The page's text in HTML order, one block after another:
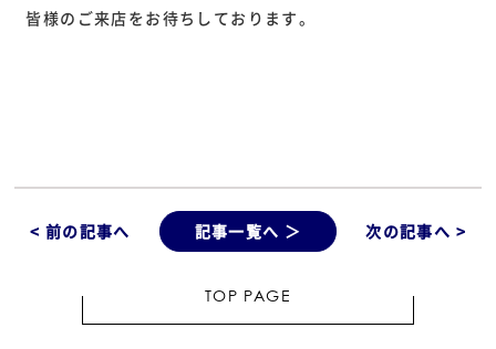
皆様のご来店をお待ちしております。
< 前の記事へ 記事一覧へ ＞ 次の記事へ >
TOP PAGE